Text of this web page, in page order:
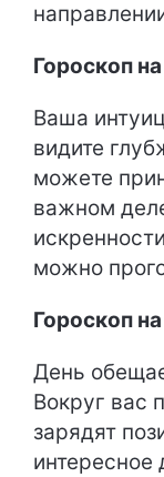
Гороскоп
Ваша
видите
можете
важном
можно
Гороскоп
День
Вокруг вас
зарядят
интересное